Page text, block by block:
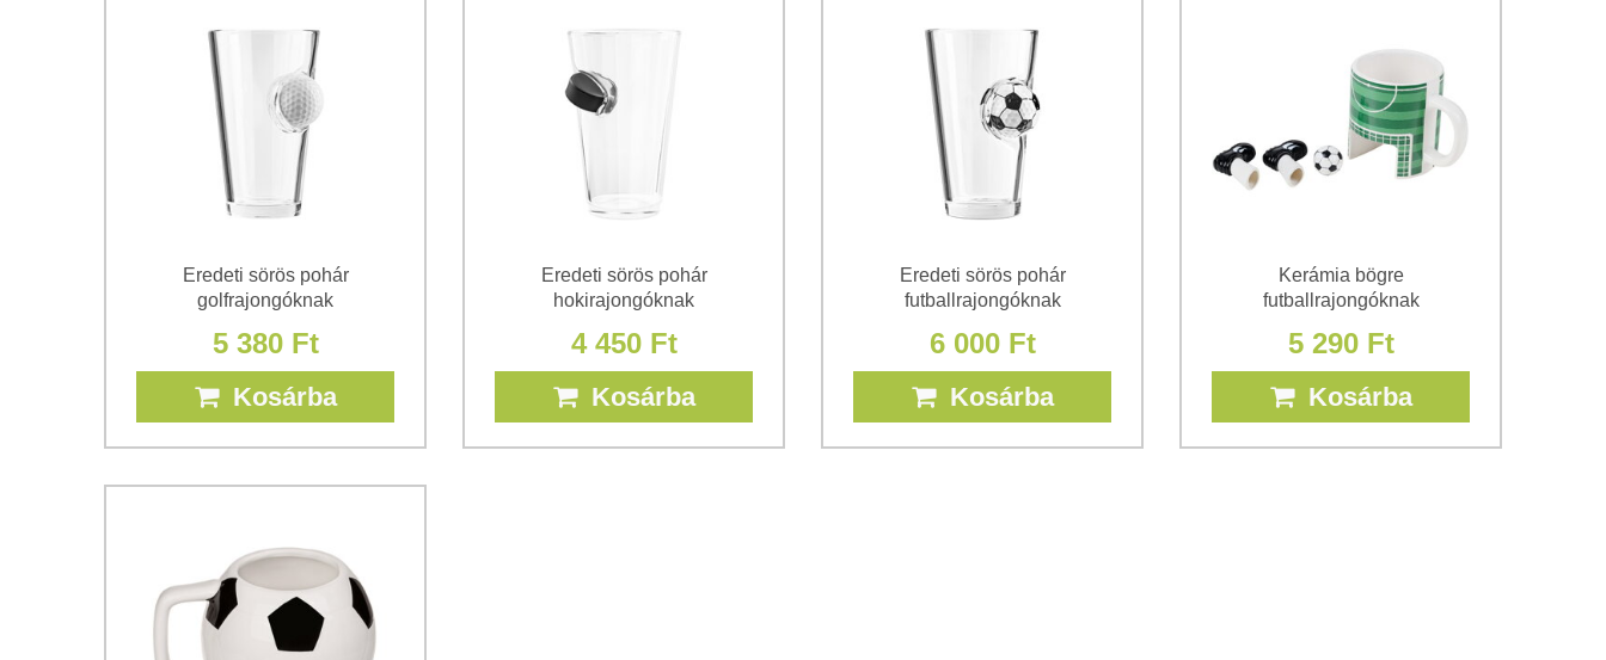
Eredeti sörös pohár
golfrajongóknak
5 380 Ft
Kosárba
Eredeti sörös pohár
hokirajongóknak
4 450 Ft
Kosárba
Eredeti sörös pohár
futballrajongóknak
6 000 Ft
Kosárba
Kerámia bögre
futballrajongóknak
5 290 Ft
Kosárba